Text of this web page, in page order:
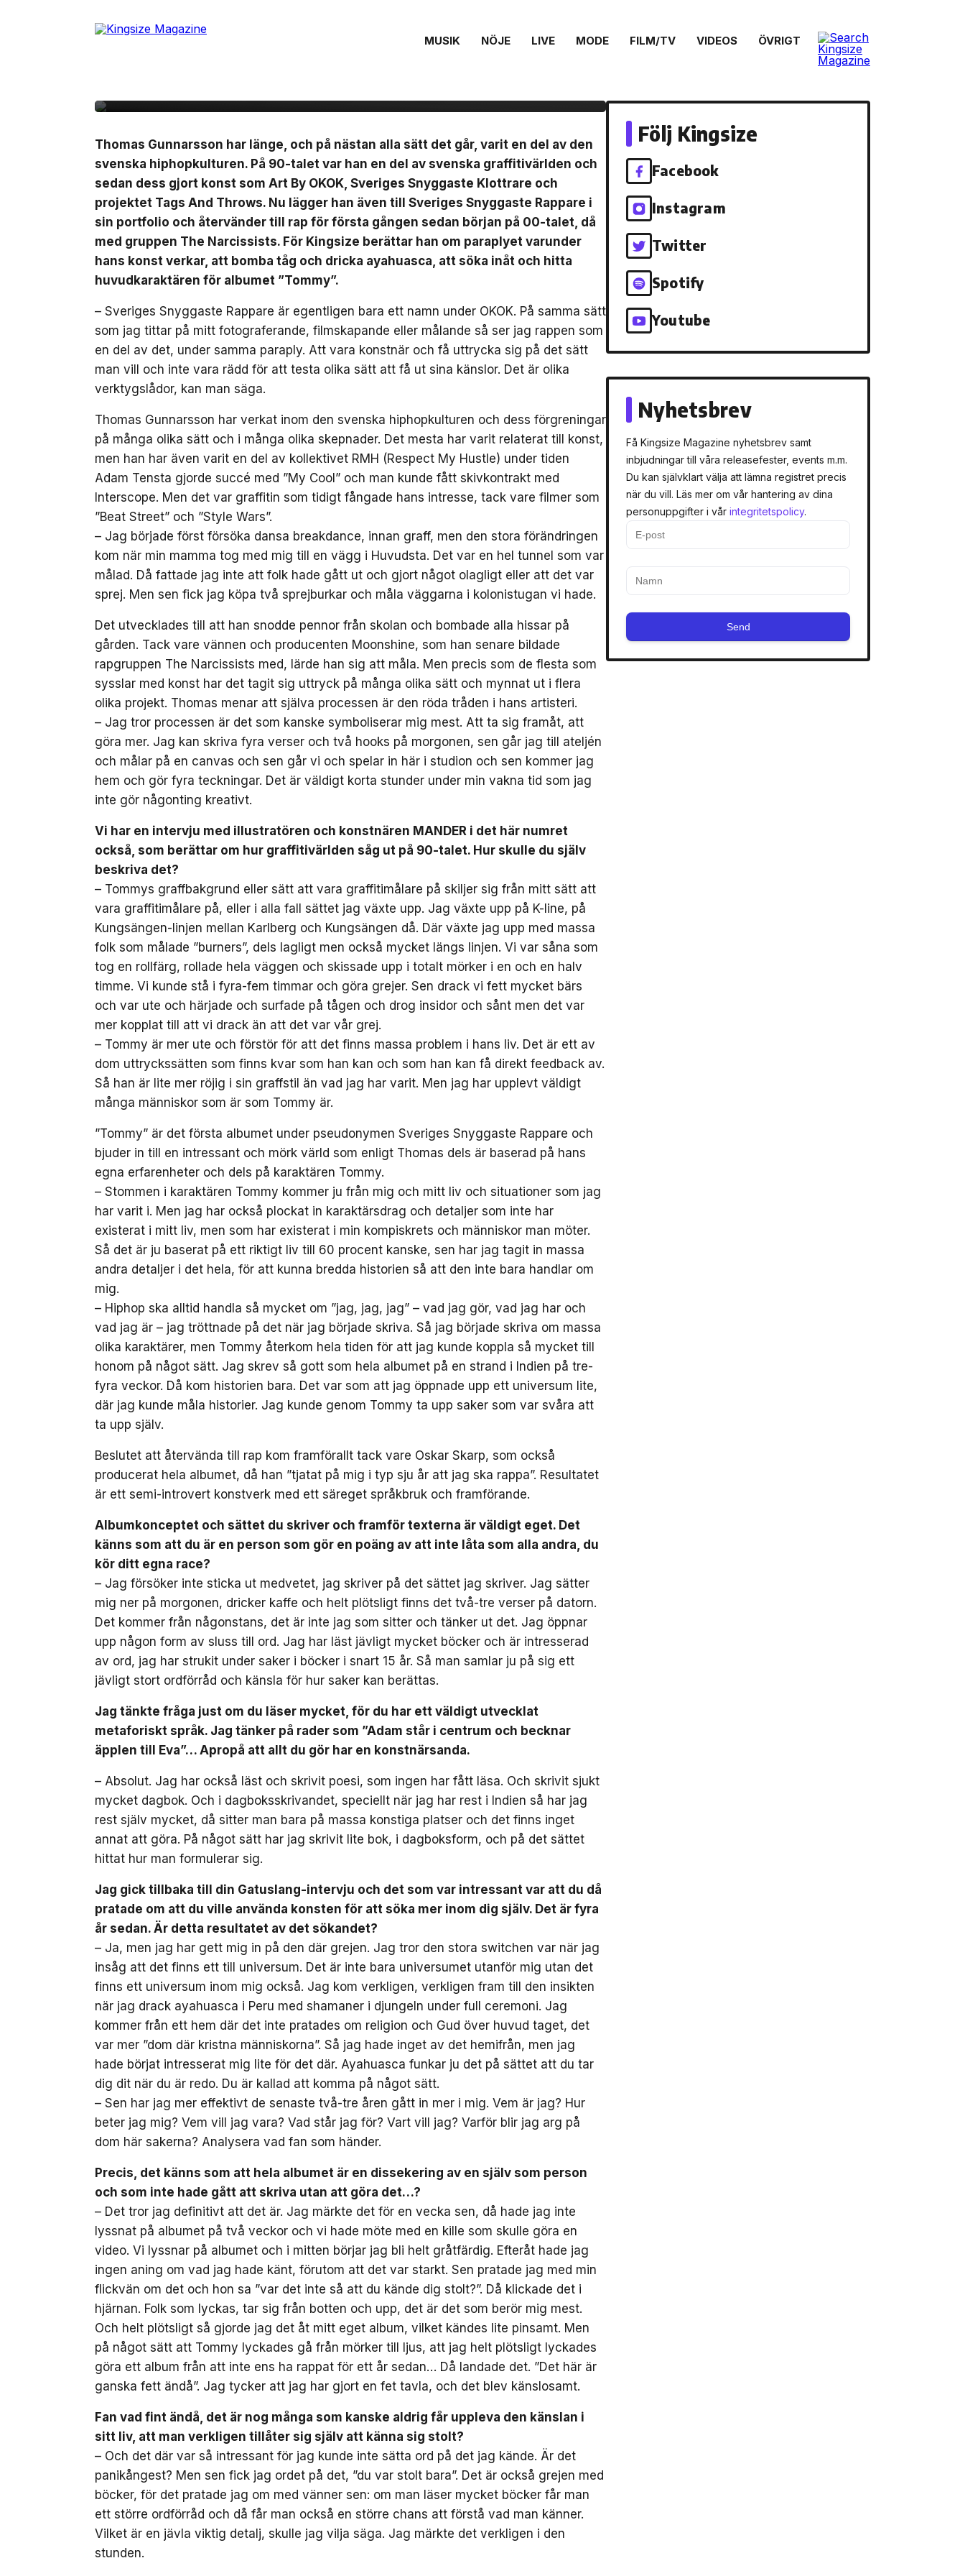
MUSIK NÖJE LIVE MODE FILM/TV VIDEOS ÖVRIGT
Thomas Gunnarsson har länge, och på nästan alla sätt det går, varit en del av den
svenska hiphopkulturen. På 90-talet var han en del av svenska graffitivärlden och
sedan dess gjort konst som Art By OKOK, Sveriges Snyggaste Klottrare och
projektet Tags And Throws. Nu lägger han även till Sveriges Snyggaste Rappare i
sin portfolio och återvänder till rap för första gången sedan början på 00-talet, då
med gruppen The Narcissists. För Kingsize berättar han om paraplyet varunder
hans konst verkar, att bomba tåg och dricka ayahuasca, att söka inåt och hitta
huvudkaraktären för albumet ”Tommy”.
– Sveriges Snyggaste Rappare är egentligen bara ett namn under OKOK. På samma sätt
som jag tittar på mitt fotograferande, filmskapande eller målande så ser jag rappen som
en del av det, under samma paraply. Att vara konstnär och få uttrycka sig på det sätt
man vill och inte vara rädd för att testa olika sätt att få ut sina känslor. Det är olika
verktygslådor, kan man säga.
Thomas Gunnarsson har verkat inom den svenska hiphopkulturen och dess förgreningar
på många olika sätt och i många olika skepnader. Det mesta har varit relaterat till konst,
men han har även varit en del av kollektivet RMH (Respect My Hustle) under tiden
Adam Tensta gjorde succé med ”My Cool” och man kunde fått skivkontrakt med
Interscope. Men det var graffitin som tidigt fångade hans intresse, tack vare filmer som
”Beat Street” och ”Style Wars”.
– Jag började först försöka dansa breakdance, innan graff, men den stora förändringen
kom när min mamma tog med mig till en vägg i Huvudsta. Det var en hel tunnel som var
målad. Då fattade jag inte att folk hade gått ut och gjort något olagligt eller att det var
sprej. Men sen fick jag köpa två sprejburkar och måla väggarna i kolonistugan vi hade.
Det utvecklades till att han snodde pennor från skolan och bombade alla hissar på
gården. Tack vare vännen och producenten Moonshine, som han senare bildade
rapgruppen The Narcissists med, lärde han sig att måla. Men precis som de flesta som
sysslar med konst har det tagit sig uttryck på många olika sätt och mynnat ut i flera
olika projekt. Thomas menar att själva processen är den röda tråden i hans artisteri.
– Jag tror processen är det som kanske symboliserar mig mest. Att ta sig framåt, att
göra mer. Jag kan skriva fyra verser och två hooks på morgonen, sen går jag till ateljén
och målar på en canvas och sen går vi och spelar in här i studion och sen kommer jag
hem och gör fyra teckningar. Det är väldigt korta stunder under min vakna tid som jag
inte gör någonting kreativt.
Vi har en intervju med illustratören och konstnären MANDER i det här numret
också, som berättar om hur graffitivärlden såg ut på 90-talet. Hur skulle du själv
beskriva det?
– Tommys graffbakgrund eller sätt att vara graffitimålare på skiljer sig från mitt sätt att
vara graffitimålare på, eller i alla fall sättet jag växte upp. Jag växte upp på K-line, på
Kungsängen-linjen mellan Karlberg och Kungsängen då. Där växte jag upp med massa
folk som målade ”burners”, dels lagligt men också mycket längs linjen. Vi var såna som
tog en rollfärg, rollade hela väggen och skissade upp i totalt mörker i en och en halv
timme. Vi kunde stå i fyra-fem timmar och göra grejer. Sen drack vi fett mycket bärs
och var ute och härjade och surfade på tågen och drog insidor och sånt men det var
mer kopplat till att vi drack än att det var vår grej.
– Tommy är mer ute och förstör för att det finns massa problem i hans liv. Det är ett av
dom uttryckssätten som finns kvar som han kan och som han kan få direkt feedback av.
Så han är lite mer röjig i sin graffstil än vad jag har varit. Men jag har upplevt väldigt
många människor som är som Tommy är.
”Tommy” är det första albumet under pseudonymen Sveriges Snyggaste Rappare och
bjuder in till en intressant och mörk värld som enligt Thomas dels är baserad på hans
egna erfarenheter och dels på karaktären Tommy.
– Stommen i karaktären Tommy kommer ju från mig och mitt liv och situationer som jag
har varit i. Men jag har också plockat in karaktärsdrag och detaljer som inte har
existerat i mitt liv, men som har existerat i min kompiskrets och människor man möter.
Så det är ju baserat på ett riktigt liv till 60 procent kanske, sen har jag tagit in massa
andra detaljer i det hela, för att kunna bredda historien så att den inte bara handlar om
mig.
– Hiphop ska alltid handla så mycket om ”jag, jag, jag” – vad jag gör, vad jag har och
vad jag är – jag tröttnade på det när jag började skriva. Så jag började skriva om massa
olika karaktärer, men Tommy återkom hela tiden för att jag kunde koppla så mycket till
honom på något sätt. Jag skrev så gott som hela albumet på en strand i Indien på tre-
fyra veckor. Då kom historien bara. Det var som att jag öppnade upp ett universum lite,
där jag kunde måla historier. Jag kunde genom Tommy ta upp saker som var svåra att
ta upp själv.
Beslutet att återvända till rap kom framförallt tack vare Oskar Skarp, som också
producerat hela albumet, då han ”tjatat på mig i typ sju år att jag ska rappa”. Resultatet
är ett semi-introvert konstverk med ett säreget språkbruk och framförande.
Albumkonceptet och sättet du skriver och framför texterna är väldigt eget. Det
känns som att du är en person som gör en poäng av att inte låta som alla andra, du
kör ditt egna race?
– Jag försöker inte sticka ut medvetet, jag skriver på det sättet jag skriver. Jag sätter
mig ner på morgonen, dricker kaffe och helt plötsligt finns det två-tre verser på datorn.
Det kommer från någonstans, det är inte jag som sitter och tänker ut det. Jag öppnar
upp någon form av sluss till ord. Jag har läst jävligt mycket böcker och är intresserad
av ord, jag har strukit under saker i böcker i snart 15 år. Så man samlar ju på sig ett
jävligt stort ordförråd och känsla för hur saker kan berättas.
Jag tänkte fråga just om du läser mycket, för du har ett väldigt utvecklat
metaforiskt språk. Jag tänker på rader som ”Adam står i centrum och becknar
äpplen till Eva”… Apropå att allt du gör har en konstnärsanda.
– Absolut. Jag har också läst och skrivit poesi, som ingen har fått läsa. Och skrivit sjukt
mycket dagbok. Och i dagboksskrivandet, speciellt när jag har rest i Indien så har jag
rest själv mycket, då sitter man bara på massa konstiga platser och det finns inget
annat att göra. På något sätt har jag skrivit lite bok, i dagboksform, och på det sättet
hittat hur man formulerar sig.
Jag gick tillbaka till din Gatuslang-intervju och det som var intressant var att du då
pratade om att du ville använda konsten för att söka mer inom dig själv. Det är fyra
år sedan. Är detta resultatet av det sökandet?
– Ja, men jag har gett mig in på den där grejen. Jag tror den stora switchen var när jag
insåg att det finns ett till universum. Det är inte bara universumet utanför mig utan det
finns ett universum inom mig också. Jag kom verkligen, verkligen fram till den insikten
när jag drack ayahuasca i Peru med shamaner i djungeln under full ceremoni. Jag
kommer från ett hem där det inte pratades om religion och Gud över huvud taget, det
var mer ”dom där kristna människorna”. Så jag hade inget av det hemifrån, men jag
hade börjat intresserat mig lite för det där. Ayahuasca funkar ju det på sättet att du tar
dig dit när du är redo. Du är kallad att komma på något sätt.
– Sen har jag mer effektivt de senaste två-tre åren gått in mer i mig. Vem är jag? Hur
beter jag mig? Vem vill jag vara? Vad står jag för? Vart vill jag? Varför blir jag arg på
dom här sakerna? Analysera vad fan som händer.
Precis, det känns som att hela albumet är en dissekering av en själv som person
och som inte hade gått att skriva utan att göra det…?
– Det tror jag definitivt att det är. Jag märkte det för en vecka sen, då hade jag inte
lyssnat på albumet på två veckor och vi hade möte med en kille som skulle göra en
video. Vi lyssnar på albumet och i mitten börjar jag bli helt gråtfärdig. Efteråt hade jag
ingen aning om vad jag hade känt, förutom att det var starkt. Sen pratade jag med min
flickvän om det och hon sa ”var det inte så att du kände dig stolt?”. Då klickade det i
hjärnan. Folk som lyckas, tar sig från botten och upp, det är det som berör mig mest.
Och helt plötsligt så gjorde jag det åt mitt eget album, vilket kändes lite pinsamt. Men
på något sätt att Tommy lyckades gå från mörker till ljus, att jag helt plötsligt lyckades
göra ett album från att inte ens ha rappat för ett år sedan… Då landade det. ”Det här är
ganska fett ändå”. Jag tycker att jag har gjort en fet tavla, och det blev känslosamt.
Fan vad fint ändå, det är nog många som kanske aldrig får uppleva den känslan i
sitt liv, att man verkligen tillåter sig själv att känna sig stolt?
– Och det där var så intressant för jag kunde inte sätta ord på det jag kände. Är det
panikångest? Men sen fick jag ordet på det, ”du var stolt bara”. Det är också grejen med
böcker, för det pratade jag om med vänner sen: om man läser mycket böcker får man
ett större ordförråd och då får man också en större chans att förstå vad man känner.
Vilket är en jävla viktig detalj, skulle jag vilja säga. Jag märkte det verkligen i den
stunden.
Följ Kingsize
Facebook
Instagram
Twitter
Spotify
Youtube
Nyhetsbrev
Få Kingsize Magazine nyhetsbrev samt
inbjudningar till våra releasefester, events m.m.
Du kan självklart välja att lämna registret precis
när du vill. Läs mer om vår hantering av dina
personuppgifter i vår integritetspolicy.
Send